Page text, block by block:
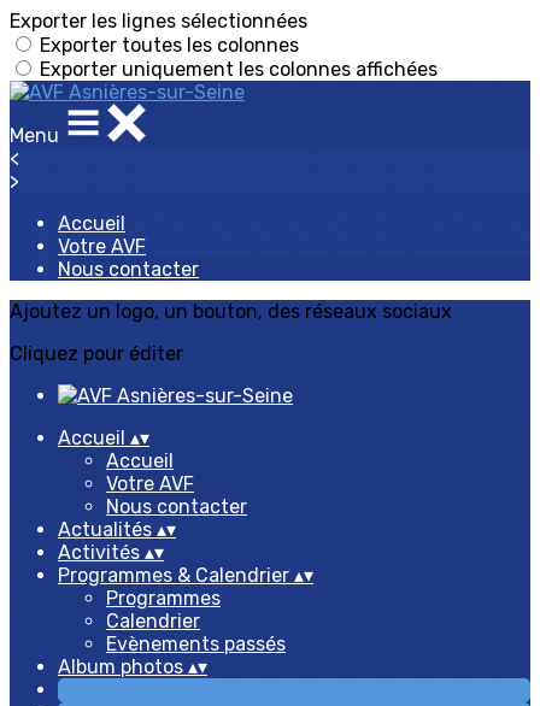
Exporter les lignes sélectionnées
Exporter toutes les colonnes
Exporter uniquement les colonnes affichées
Menu
<
>
Accueil
Votre AVF
Nous contacter
Ajoutez un logo, un bouton, des réseaux sociaux
Cliquez pour éditer
Accueil ▴▾
Accueil
Votre AVF
Nous contacter
Actualités ▴▾
Activités ▴▾
Programmes & Calendrier ▴▾
Programmes
Calendrier
Evènements passés
Album photos ▴▾